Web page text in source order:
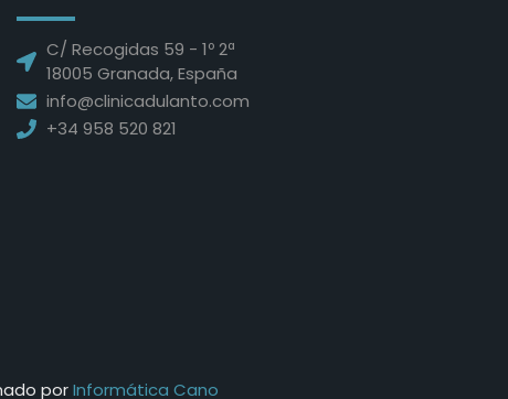
C/ Recogidas 59 - 1º 2ª
18005 Granada, España
info@clinicadulanto.com
+34 958 520 821
porInformática Cano